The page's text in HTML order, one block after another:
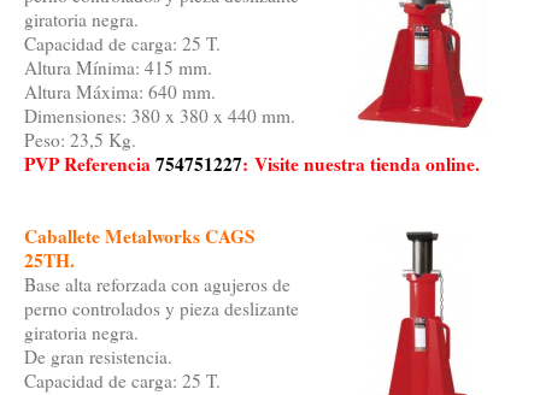
giratoria negra.
Capacidad de carga: 25 T.
Altura Mínima: 415 mm.
Altura Máxima: 640 mm.
Dimensiones: 380 x 380 x 440 mm.
Peso: 23,5 Kg.
PVP Referencia754751227: Visite nuestra tienda online.
Caballete Metalworks CAGS
25TH.
Base alta reforzada con agujeros de
perno controlados y pieza deslizante
giratoria negra.
De gran resistencia.
Capacidad de carga: 25 T.